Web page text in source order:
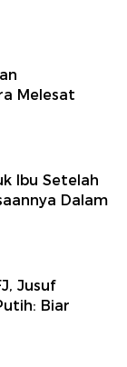
Melesat
Ibu Setelah
Dalam
Jusuf
Biar